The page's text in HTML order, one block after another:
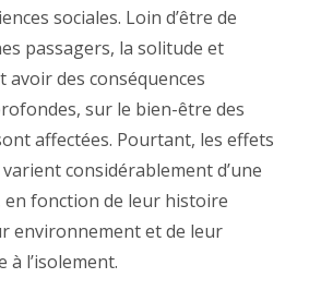
sociales. Loin d’être de
passagers, la solitude et
avoir des conséquences
sur le bien-être des
affectées. Pourtant, les effets
considérablement d’une
en fonction de leur histoire
environnement et de leur
à l’isolement.